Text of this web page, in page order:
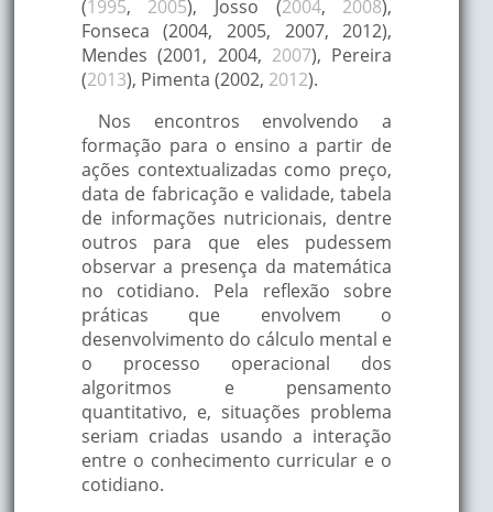
(1995, 2005), Josso (2004, 2008),
Fonseca (2004, 2005, 2007, 2012),
Mendes (2001, 2004, 2007), Pereira
(2013), Pimenta (2002, 2012).
Nos encontros envolvendo a
formação para o ensino a partir de
ações contextualizadas como preço,
data de fabricação e validade, tabela
de informações nutricionais, dentre
outros para que eles pudessem
observar a presença da matemática
no cotidiano. Pela reflexão sobre
práticas que envolvem o
desenvolvimento do cálculo mental e
o processo operacional dos
algoritmos e pensamento
quantitativo, e, situações problema
seriam criadas usando a interação
entre o conhecimento curricular e o
cotidiano.